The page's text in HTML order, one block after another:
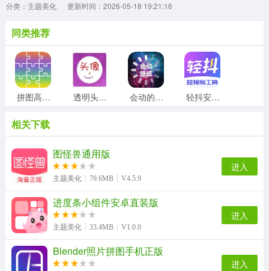
分类：主题美化
更新时间：2026-05-18 19:21:16
同类推荐
拼图高手安卓官方版 透明头像制作直装版 会动的壁纸最新版 轻抖安卓直装版
耀扬盒最新免费版 图片搜搜通用版
意间ai安卓免费版 识花君植物识别手机最新版 AI卡通相机软件直装版
口袋铃声免费版 主题小组件美化手机正版 Wallcraft手机免费版
相关下载
图怪兽通用版
主题美化 79.6MB V4.5.9
进入
进度条小组件安卓直装版
主题美化 33.4MB V1.0.0
进入
Blender照片拼图手机正版
进入